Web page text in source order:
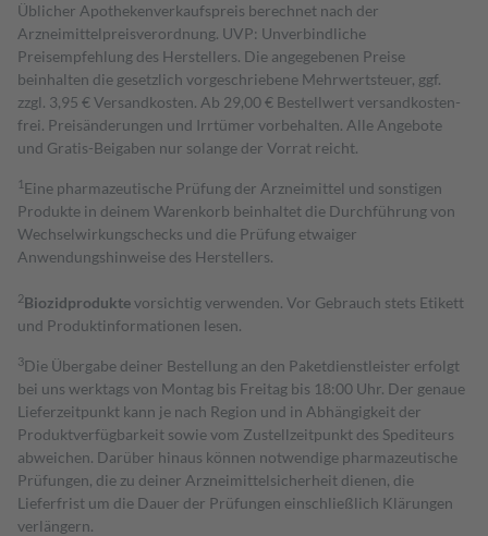
Üblicher Apothekenverkaufspreis berechnet nach der
Arzneimittelpreisverordnung. UVP: Unverbindliche
Preisempfehlung des Herstellers. Die angegebenen Preise
beinhalten die gesetzlich vorgeschriebene Mehrwertsteuer, ggf.
zzgl. 3,95 € Versandkosten. Ab 29,00 € Bestell­wert versand­kosten­
frei. Preisänderungen und Irrtümer vorbehalten. Alle Angebote
und Gratis-Beigaben nur solange der Vorrat reicht.
1 Eine pharmazeutische Prüfung der Arzneimittel und sonstigen
Produkte in deinem Warenkorb beinhaltet die Durchführung von
Wechselwirkungschecks und die Prüfung etwaiger
Anwendungshinweise des Herstellers.
2Biozidproduktevorsichtig verwenden. Vor Gebrauch stets Etikett
und Produktinformationen lesen.
3Die Übergabe deiner Bestellung an den Paketdienstleister erfolgt
bei uns werktags von Montag bis Freitag bis 18:00 Uhr. Der genaue
Lieferzeitpunkt kann je nach Region und in Abhängigkeit der
Produktverfügbarkeit sowie vom Zustellzeitpunkt des Spediteurs
abweichen. Darüber hinaus können notwendige pharmazeutische
Prüfungen, die zu deiner Arzneimittelsicherheit dienen, die
Lieferfrist um die Dauer der Prüfungen einschließlich Klärungen
verlängern.